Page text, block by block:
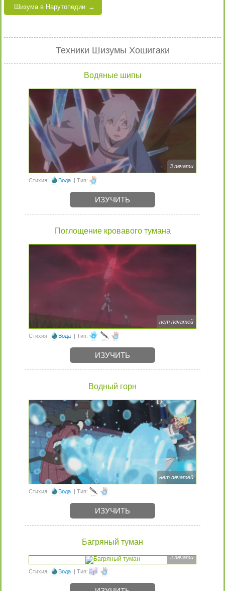
Шизума в Нарутопедии
Техники Шизумы Хошигаки
Водяные шипы
3 печати
Стихия: Вода | Тип:
ИЗУЧИТЬ
Поглощение кровавого тумана
нет печатей
Стихия: Вода | Тип:
ИЗУЧИТЬ
Водный горн
нет печатей
Стихия: Вода | Тип:
ИЗУЧИТЬ
Багряный туман
3 печати
Стихия: Вода | Тип: